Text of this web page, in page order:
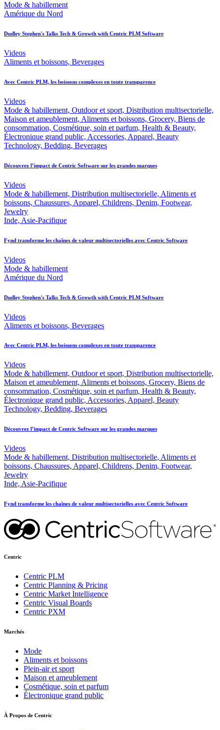
Mode & habillement
Amérique du Nord
Dudley Stephen's Talks Tech & Growth with Centric PLM Software
Videos
Aliments et boissons, Beverages
Avec Centric PLM, les boissons complexes en toute transparence
Videos
Mode & habillement, Outdoor et sport, Distribution multisectorielle,
Maison et ameublement, Aliments et boissons, Grocery, Biens de
consommation, Cosmétique, soin et parfum, Health & Beauty,
Électronique grand public, Accessories, Apparel, Beauty
Technology, Bedding, Beverages
Découvrez l’impact de Centric Software sur les grandes marques
Videos
Mode & habillement, Distribution multisectorielle, Aliments et
boissons, Chaussures, Apparel, Childrens, Denim, Footwear,
Jewelry
Inde, Asie-Pacifique
Fynd transforme les chaînes de valeur multisectorielles avec Centric Software
Videos
Mode & habillement
Amérique du Nord
Dudley Stephen's Talks Tech & Growth with Centric PLM Software
Videos
Aliments et boissons, Beverages
Avec Centric PLM, les boissons complexes en toute transparence
Videos
Mode & habillement, Outdoor et sport, Distribution multisectorielle,
Maison et ameublement, Aliments et boissons, Grocery, Biens de
consommation, Cosmétique, soin et parfum, Health & Beauty,
Électronique grand public, Accessories, Apparel, Beauty
Technology, Bedding, Beverages
Découvrez l’impact de Centric Software sur les grandes marques
Videos
Mode & habillement, Distribution multisectorielle, Aliments et
boissons, Chaussures, Apparel, Childrens, Denim, Footwear,
Jewelry
Inde, Asie-Pacifique
Fynd transforme les chaînes de valeur multisectorielles avec Centric Software
Centric
Centric PLM
Centric Planning & Pricing
Centric Market Intelligence
Centric Visual Boards
Centric PXM
Marchés
Mode
Aliments et boissons
Plein-air et sport
Maison et ameublement
Cosmétique, soin et parfum
Électronique grand public
À Propos de Centric